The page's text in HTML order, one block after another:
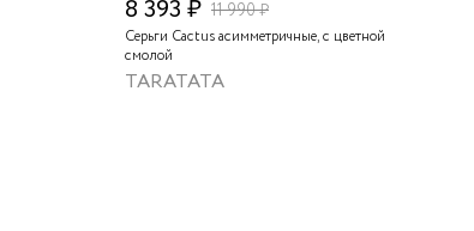
8 393 ₽ 11 990 ₽
Серьги Cactus асимметричные, с цветной
смолой
TARATATA